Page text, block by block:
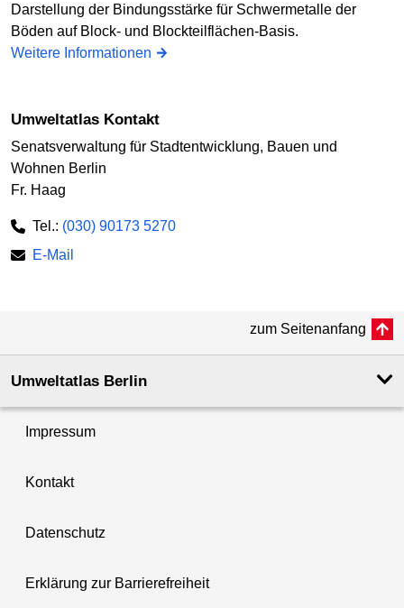
Darstellung der Bindungsstärke für Schwermetalle der
Böden auf Block- und Blockteilflächen-Basis.
Weitere Informationen
Umweltatlas Kontakt
Senatsverwaltung für Stadtentwicklung, Bauen und
Wohnen Berlin
Fr. Haag
Tel.: (030) 90173 5270
E-Mail
zum Seitenanfang
Umweltatlas Berlin
Impressum
Kontakt
Datenschutz
Erklärung zur Barrierefreiheit